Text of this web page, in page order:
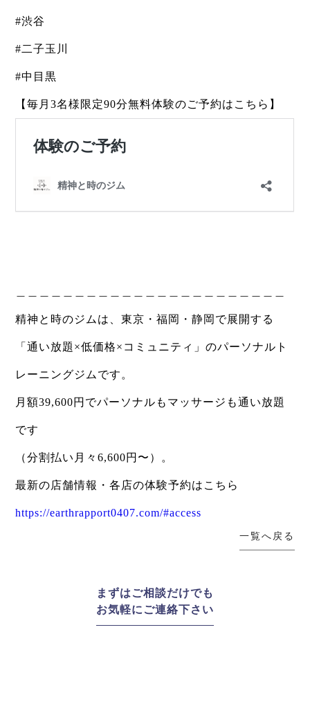
#渋谷
#二子玉川
#中目黒
【毎月3名様限定90分無料体験のご予約はこちら】
精神と時のジムは、東京・福岡・静岡で展開する
「通い放題×低価格×コミュニティ」のパーソナルト
レーニングジムです。
月額39,600円でパーソナルもマッサージも通い放題
です
（分割払い月々6,600円〜）。
最新の店舗情報・各店の体験予約はこちら
https://earthrapport0407.com/#access
一覧へ戻る
まずはご相談だけでも
お気軽にご連絡下さい